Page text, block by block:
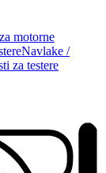
motorne
Navlake /
za testere